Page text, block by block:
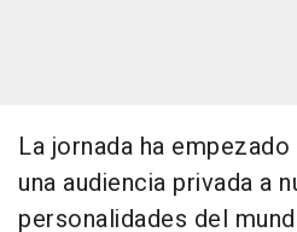
La jornada ha
una audiencia privada a
personalidades del